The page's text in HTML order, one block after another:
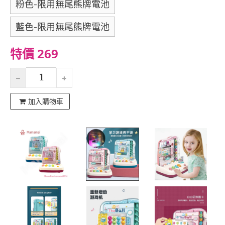
粉色-限用無尾熊牌電池
藍色-限用無尾熊牌電池
特價 269
加入購物車